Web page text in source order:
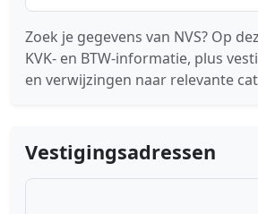
Zoek je gegevens van NVS? Op
KVK- en BTW-informatie, plus
en verwijzingen naar relevante
Vestigingsadressen